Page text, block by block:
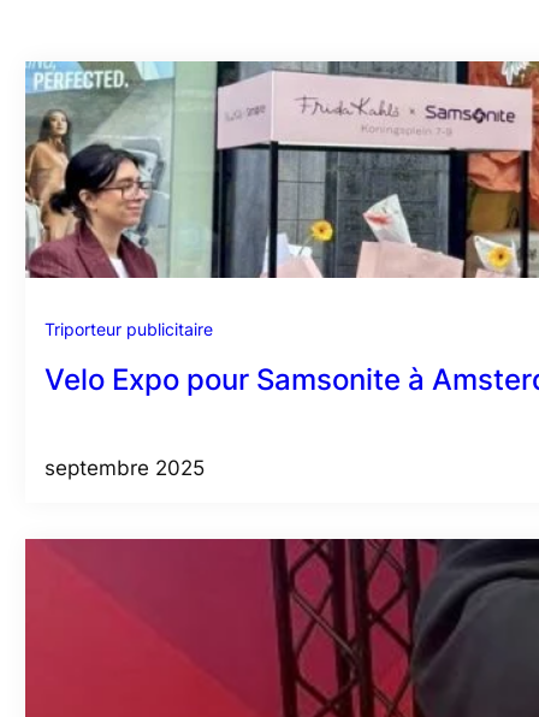
Triporteur publicitaire
Velo Expo pour Samsonite à
septembre 2025